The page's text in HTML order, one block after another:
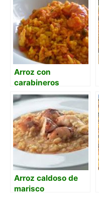
Arroz con
carabineros
Arroz caldoso de
marisco